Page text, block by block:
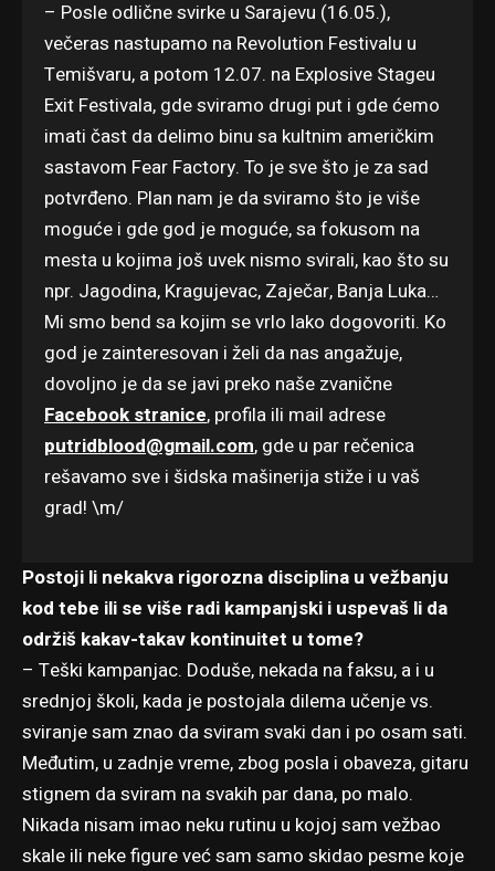
– Posle odlične svirke u Sarajevu (16.05.),
večeras nastupamo na Revolution Festivalu u
Temišvaru, a potom 12.07. na Explosive Stageu
Exit Festivala, gde sviramo drugi put i gde ćemo
imati čast da delimo binu sa kultnim američkim
sastavom Fear Factory. To je sve što je za sad
potvrđeno. Plan nam je da sviramo što je više
moguće i gde god je moguće, sa fokusom na
mesta u kojima još uvek nismo svirali, kao što su
npr. Jagodina, Kragujevac, Zaječar, Banja Luka…
Mi smo bend sa kojim se vrlo lako dogovoriti. Ko
god je zainteresovan i želi da nas angažuje,
dovoljno je da se javi preko naše zvanične
Facebook stranice, profila ili mail adrese
putridblood@gmail.com, gde u par rečenica
rešavamo sve i šidska mašinerija stiže i u vaš
grad! \m/
Postoji li nekakva rigorozna disciplina u vežbanju
kod tebe ili se više radi kampanjski i uspevaš li da
održiš kakav-takav kontinuitet u tome?
– Teški kampanjac. Doduše, nekada na faksu, a i u
srednjoj školi, kada je postojala dilema učenje vs.
sviranje sam znao da sviram svaki dan i po osam sati.
Međutim, u zadnje vreme, zbog posla i obaveza, gitaru
stignem da sviram na svakih par dana, po malo.
Nikada nisam imao neku rutinu u kojoj sam vežbao
skale ili neke figure već sam samo skidao pesme koje